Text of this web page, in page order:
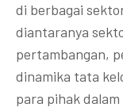
di berbagai
diantaranya
pertambangan,
dinamika tata
para pihak